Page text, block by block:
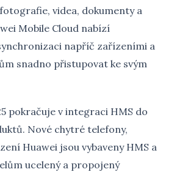
videa, dokumenty a
Mobile Cloud nabízí
napříč zařízeními a
snadno přistupovat ke svým
pokračuje v integraci HMS do
Nové chytré telefony,
Huawei jsou vybaveny HMS a
ucelený a propojený